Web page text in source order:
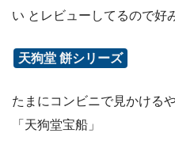
い とレビューしてるので好
天狗堂 餅シリーズ
たまにコンビニで見かける
「天狗堂宝船」